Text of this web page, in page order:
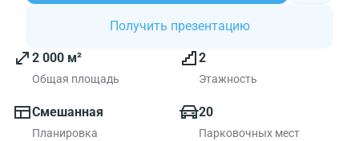
Получить презентацию
2 000 м²
Общая площадь
2
Этажность
Смешанная
Планировка
20
Парковочных мест